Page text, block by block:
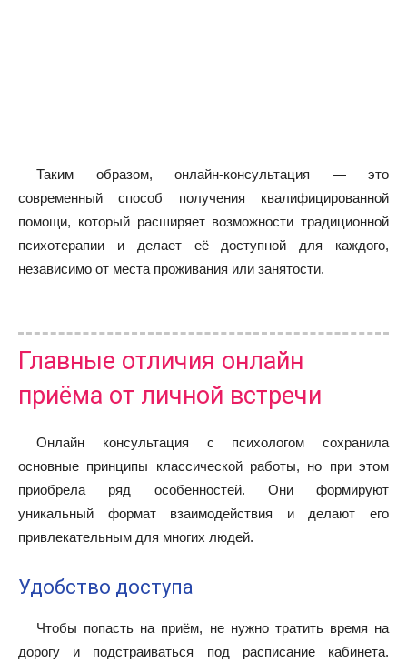
Таким образом, онлайн-консультация — это
современный способ получения квалифицированной
помощи, который расширяет возможности традиционной
психотерапии и делает её доступной для каждого,
независимо от места проживания или занятости.
Главные отличия онлайн
приёма от личной встречи
Онлайн консультация с психологом сохранила
основные принципы классической работы, но при этом
приобрела ряд особенностей. Они формируют
уникальный формат взаимодействия и делают его
привлекательным для многих людей.
Удобство доступа
Чтобы попасть на приём, не нужно тратить время на
дорогу и подстраиваться под расписание кабинета.